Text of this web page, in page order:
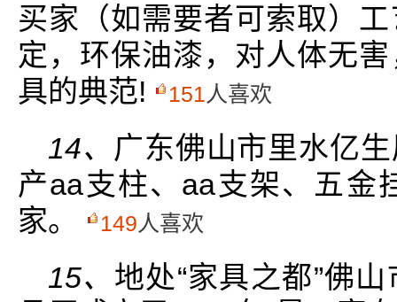
买家（如需要者可索取）
定，环保油漆，对人体无
具的典范!
151人喜欢
14、 广东佛山市里水亿
产aa支柱、aa支架、五金
家。
149人喜欢
15、 地处“家具之都”佛